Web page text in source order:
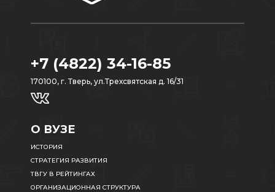
+7 (4822) 34-16-85
170100, г. Тверь, ул.Трехсвятская д. 16/31
О ВУЗЕ
ИСТОРИЯ
СТРАТЕГИЯ РАЗВИТИЯ
ТВГУ В РЕЙТИНГАХ
ОРГАНИЗАЦИОННАЯ СТРУКТУРА